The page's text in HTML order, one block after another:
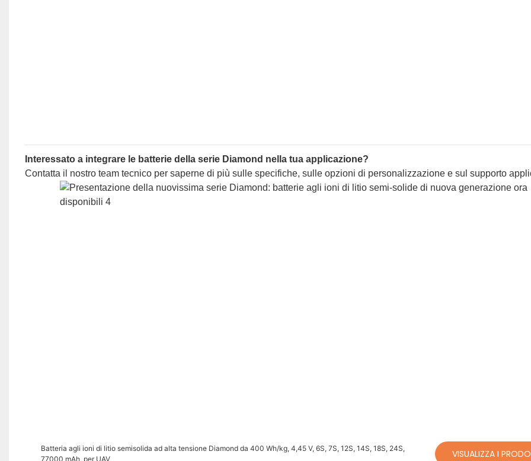
Interessato a integrare le batterie della serie Diamond nella tua applicazione?
Contatta il nostro team tecnico per saperne di più sulle specifiche, sulle opzioni di personalizzazione e sul supporto
Batteria agli ioni di litio semisolida ad alta tensione Diamond da 400 Wh/kg, 4,45 V, 6S, 7S, 12S, 14S, 18S, 24S,
77000 mAh, per UAV
VISUALIZZA I